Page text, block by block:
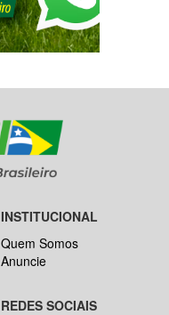
INSTITUCIONAL
Quem Somos
Anuncie
REDES SOCIAIS